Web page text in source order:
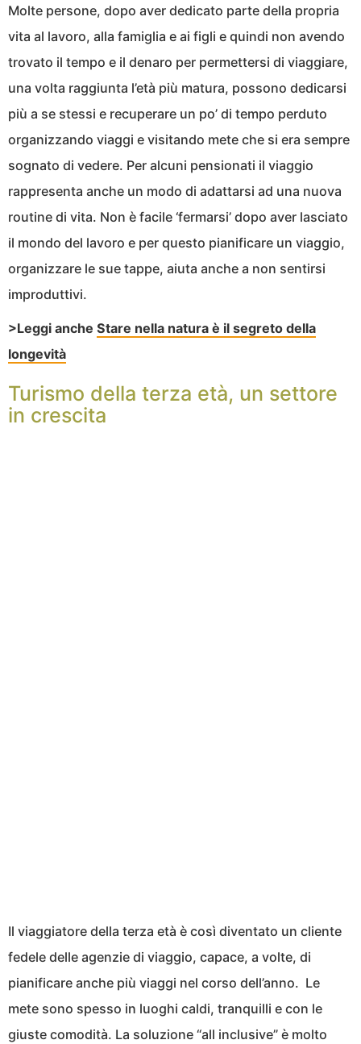
Molte persone, dopo aver dedicato parte della propria
vita al lavoro, alla famiglia e ai figli e quindi non avendo
trovato il tempo e il denaro per permettersi di viaggiare,
una volta raggiunta l’età più matura, possono dedicarsi
più a se stessi e recuperare un po’ di tempo perduto
organizzando viaggi e visitando mete che si era sempre
sognato di vedere. Per alcuni pensionati il viaggio
rappresenta anche un modo di adattarsi ad una nuova
routine di vita. Non è facile ‘fermarsi’ dopo aver lasciato
il mondo del lavoro e per questo pianificare un viaggio,
organizzare le sue tappe, aiuta anche a non sentirsi
improduttivi.
>Leggi anche Stare nella natura è il segreto della
longevità
Turismo della terza età, un settore
in crescita
Il viaggiatore della terza età è così diventato un cliente
fedele delle agenzie di viaggio, capace, a volte, di
pianificare anche più viaggi nel corso dell’anno. Le
mete sono spesso in luoghi caldi, tranquilli e con le
giuste comodità. La soluzione “all inclusive” è molto